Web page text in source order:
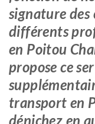
signature
différents
en Poitou
propose ce
transport en
dénichez en